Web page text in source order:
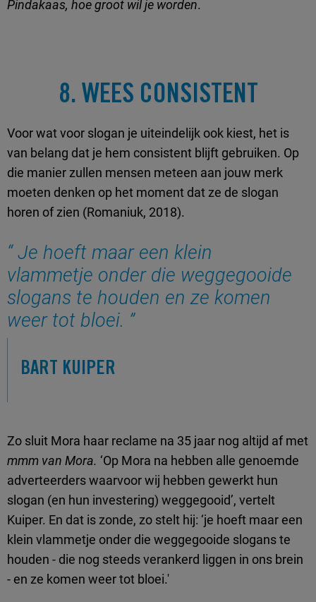
Pindakaas, hoe groot wil je worden.
8. WEES CONSISTENT
Voor wat voor slogan je uiteindelijk ook kiest, het is
van belang dat je hem consistent blijft gebruiken. Op
die manier zullen mensen meteen aan jouw merk
moeten denken op het moment dat ze de slogan
horen of zien (Romaniuk, 2018).
Je hoeft maar een klein
vlammetje onder die weggegooide
slogans te houden en ze komen
weer tot bloei.
BART KUIPER
Zo sluit Mora haar reclame na 35 jaar nog altijd af met
mmm van Mora. ‘Op Mora na hebben alle genoemde
adverteerders waarvoor wij hebben gewerkt hun
slogan (en hun investering) weggegooid’, vertelt
Kuiper. En dat is zonde, zo stelt hij: ‘je hoeft maar een
klein vlammetje onder die weggegooide slogans te
houden - die nog steeds verankerd liggen in ons brein
- en ze komen weer tot bloei.'